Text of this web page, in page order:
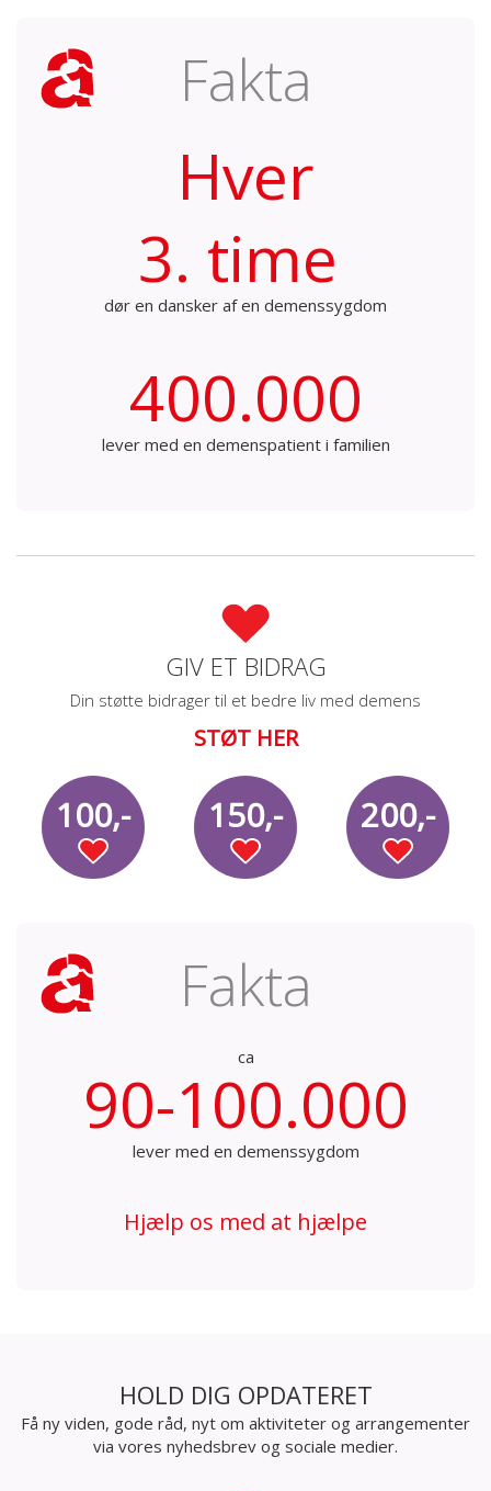
Fakta
Hver
3. time
dør en dansker af en demenssygdom
400.000
lever med en demenspatient i familien
GIV ET BIDRAG
Din støtte bidrager til et bedre liv med demens
STØT HER
100,- 150,- 200,-
Fakta
ca
90-100.000
lever med en demenssygdom
Hjælp os med at hjælpe
HOLD DIG OPDATERET
Få ny viden, gode råd, nyt om aktiviteter og arrangementer
via vores nyhedsbrev og sociale medier.